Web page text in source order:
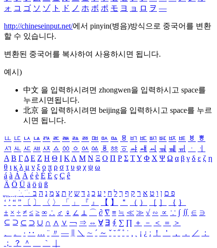
ォ コ ゴ ソ ゾ ト ド ノ ホ ボ ポ モ ヨ ョ ロ ヲ ―
http://chineseinput.net/에서 pinyin(병음)방식으로 중국어를 변환
할 수 있습니다.
변환된 중국어를 복사하여 사용하시면 됩니다.
예시)
中文 을 입력하시려면 zhongwen을 입력하시고 space를
누르시면됩니다.
北京 을 입력하시려면 beijing을 입력하시고 space를 누르
시면 됩니다.
ㅥ ㅦ ㅧ ㅨ ㅩ ㅪ ㅫ ㅬ ㅭ ㅮ ㅯ ㅰ ㅱ ㅲ ㅳ ㅴ ㅵ ㅶ ㅷ ㅸ
ㅹ
ㅺ ㅻ ㅼ ㅽ ㅾ ㅿ ㆀ ㆁ ㆂ ㆃ ㆄ ㆅ ㆆ ㆇ ㆈ ㆉ ㆊ ㆋ ㆌ ㆍ
ㆎ
Α Β ΓΔ Ε Ζ Η Θ Ι ΚΛ Μ Ν Ξ Ο Π Ρ Σ ΤΥ Φ Χ Ψ Ω α β γ δ ε ζ η
θ ι κ λ μ ν ξ ο π ρ σ τ υ φ χ ψ ω
á à Á À é è É È ç Ç ê
Ä Ö Ü ä ö ü ß
ִֶֹ ֻּ ׁׂ פ ם ן ו ט א ר ק ף ך ל ח י ע כ ג ד ש ץ ת צ מ נ ה ב
‘ ’ “ ” 〔 〕 〈 〉 「 」 『 』 【 】 ＂ （ ） ［ ］ ｛ ｝
± × ÷ ≠ ≤ ≥ ∞ ∴ ♂ ♀ ∠ ⊥ ⌒ ∂ ∇ ≡ ≒ ≪ ≫ √ ∽ ∝ ∵ ∫ ∬ ∈ ∋
⊆ ⊇ ⊂ ⊃ ∪ ∩ ∧ ∨ ￢ ⇒ ⇔ ∀ ∃ ∮ ∑ ∏ ＋ － ＜ ＝
＞
、
。 · ‥ … ¨ 〃 ― ＼ ∼ ´ ～ ˇ ˘ ˝ ˚ ˙ ¸ ¡ ¿ ː ！ ＇ ， ． ／
：
；
？ ＾ ｀